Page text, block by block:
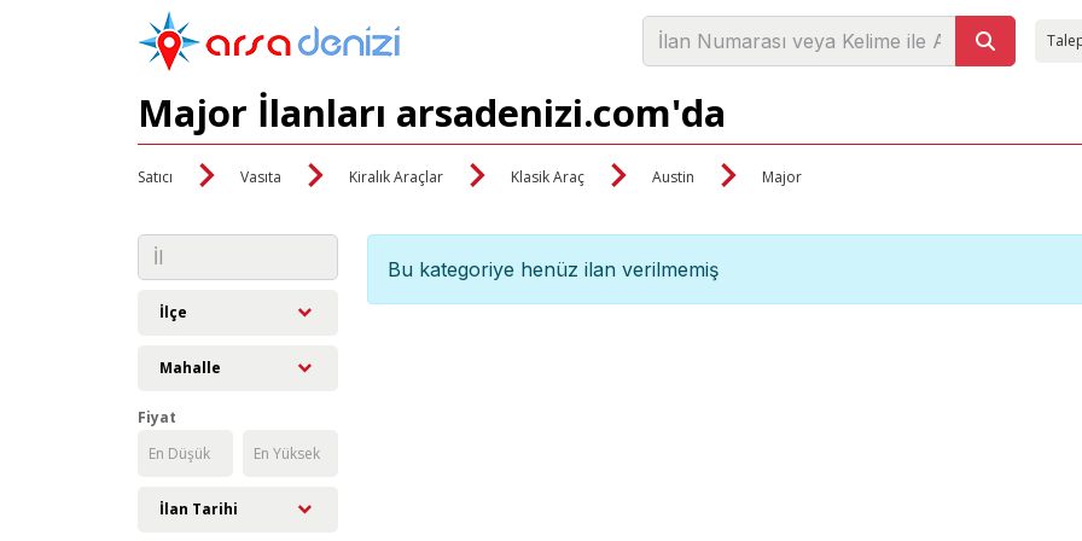
Major İlanları arsadenizi.com'da
Satıcı Vasıta Kiralık Araçlar Klasik Araç Austin Major
İlçe
Mahalle
Fiyat
İlan Tarihi
Bu kategoriye henüz ilan verilmemiş